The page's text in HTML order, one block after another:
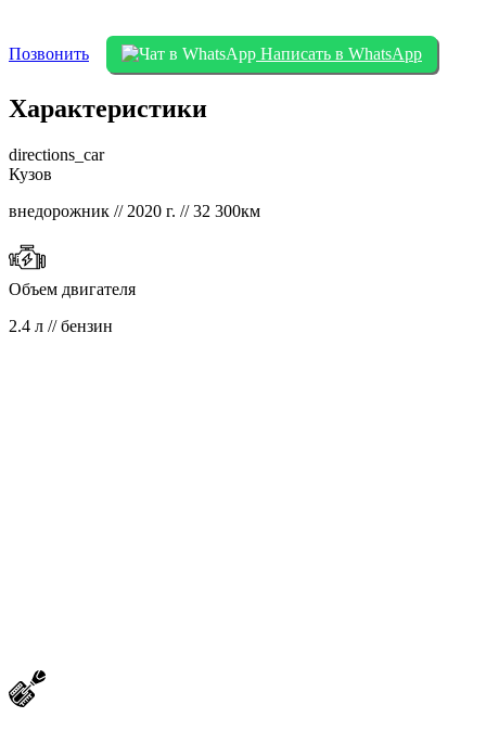
Позвонить Написать в WhatsApp
Характеристики
directions_car
Кузов
внедорожник // 2020 г. // 32 300км
Объем двигателя
2.4 л // бензин